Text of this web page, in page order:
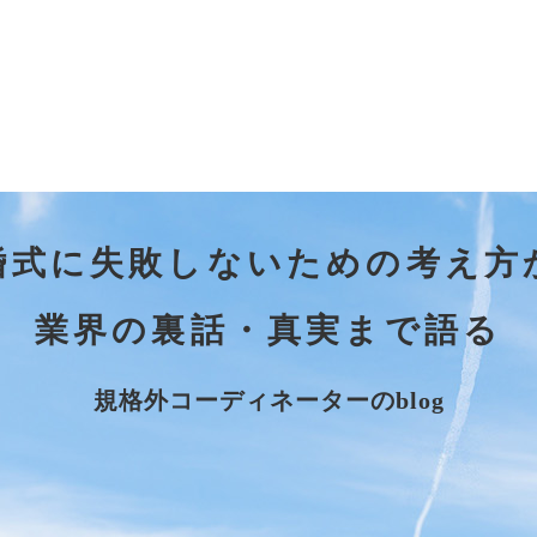
式に失敗しないための考え方
業界の裏話・真実まで語る
規格外コーディネーターのblog